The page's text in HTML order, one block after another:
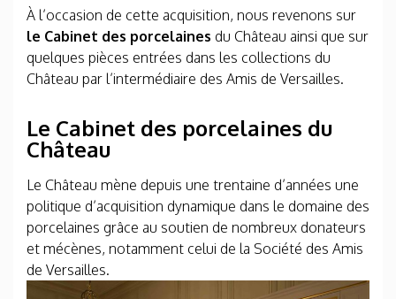
À l’occasion de cette acquisition, nous revenons sur
le Cabinet des porcelaines du Château ainsi que sur
quelques pièces entrées dans les collections du
Château par l’intermédiaire des Amis de Versailles.
Le Cabinet des porcelaines du
Château
Le Château mène depuis une trentaine d’années une
politique d’acquisition dynamique dans le domaine des
porcelaines grâce au soutien de nombreux donateurs
et mécènes, notamment celui de la Société des Amis
de Versailles.